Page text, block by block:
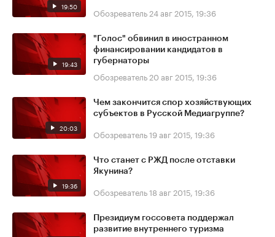
19:50 Обозреватель 24 авг 2015, 19:36
19:43
"Голос" обвинил в иностранном
финансировании кандидатов в
губернаторы
Обозреватель 20 авг 2015, 19:36
20:03
Чем закончится спор хозяйствующих
субъектов в Русской Медиагруппе?
Обозреватель19 авг 2015, 19:36
19:36
Что станет с РЖД после отставки
Якунина?
Обозреватель18 авг 2015, 19:36
Президиум госсовета поддержал
развитие внутреннего туризма